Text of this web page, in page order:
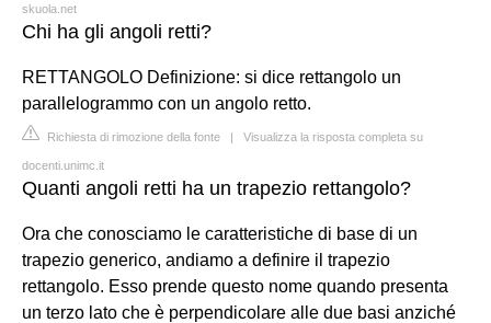
skuola.net
Chi ha gli angoli retti?
RETTANGOLO Definizione: si dice rettangolo un
parallelogrammo con un angolo retto.
Richiesta di rimozione della fonte | Visualizza la risposta completa su
docenti.unimc.it
Quanti angoli retti ha un trapezio rettangolo?
Ora che conosciamo le caratteristiche di base di un
trapezio generico, andiamo a definire il trapezio
rettangolo. Esso prende questo nome quando presenta
un terzo lato che è perpendicolare alle due basi anziché